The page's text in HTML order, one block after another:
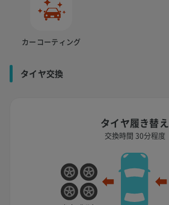
カーコーティング
タイヤ交換
タイヤ履き替え
交換時間 30分程度